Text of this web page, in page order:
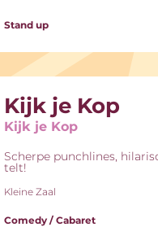
Stand up
Kijk je Kop
Kijk je Kop
Scherpe punchlines,
telt!
Kleine Zaal
Comedy / Cabaret